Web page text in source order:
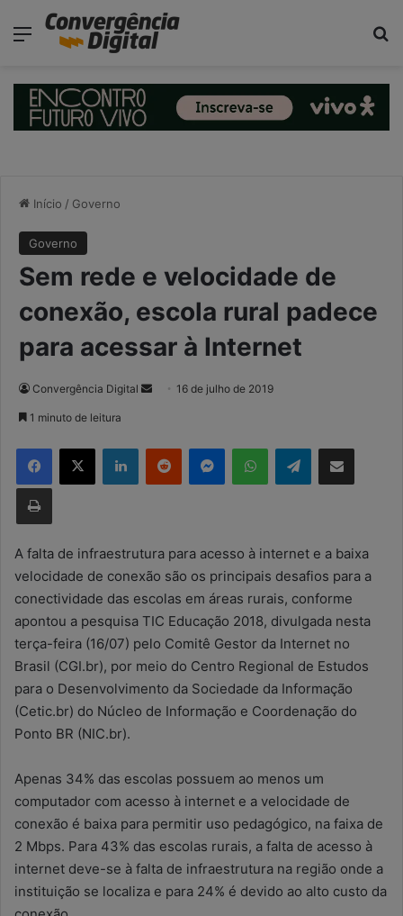
Menu
Início / Governo
Governo
Sem rede e velocidade de
conexão, escola rural padece
para acessar à Internet
Convergência Digital
d
-
m
a
i
l
16 de julho de 2019
1 minuto de leitura
Telegram
A falta de infraestrutura para acesso à internet e a baixa
velocidade de conexão são os principais desafios para a
conectividade das escolas em áreas rurais, conforme
apontou a pesquisa TIC Educação 2018, divulgada nesta
terça-feira (16/07) pelo Comitê Gestor da Internet no
Brasil (CGI.br), por meio do Centro Regional de Estudos
para o Desenvolvimento da Sociedade da Informação
(Cetic.br) do Núcleo de Informação e Coordenação do
Ponto BR (NIC.br).
Apenas 34% das escolas possuem ao menos um
computador com acesso à internet e a velocidade de
conexão é baixa para permitir uso pedagógico, na faixa de
2 Mbps. Para 43% das escolas rurais, a falta de acesso à
internet deve-se à falta de infraestrutura na região onde a
instituição se localiza e para 24% é devido ao alto custo da